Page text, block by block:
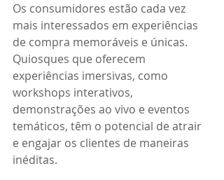
Os consumidores estão cada vez
mais interessados em experiências
de compra memoráveis e únicas.
Quiosques que oferecem
experiências imersivas, como
workshops interativos,
demonstrações ao vivo e eventos
temáticos, têm o potencial de atrair
e engajar os clientes de maneiras
inéditas.